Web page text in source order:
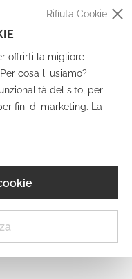
offrirti la migliore
cosa li usiamo?
del sito, per
fini di marketing. La
Rifiuta Cookie